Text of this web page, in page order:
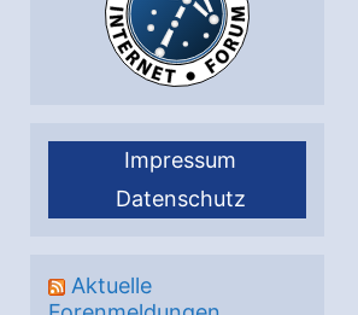
Impressum
Datenschutz
Aktuelle